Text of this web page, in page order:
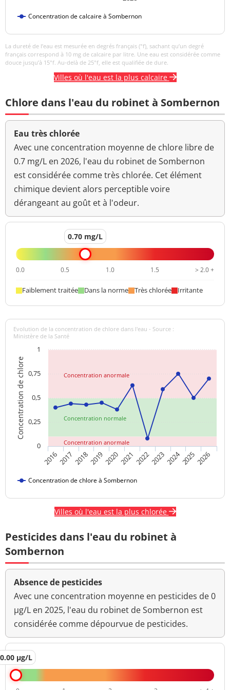
néphélométrique NFU
<0,50 NFU
Concentration de calcaire à Sombernon
La dureté de l’eau est mesurée en degrés français (°f), sachant qu’un degré
français correspond à 10 mg de calcaire par litre. Une eau est considérée comme
douce jusqu’à 15°f. Au-delà de 25°f, elle est qualifiée de dure.
Villes où l'eau est la plus calcaire
Chlore dans l'eau du robinet à Sombernon
Eau très chlorée
Avec une concentration moyenne de chlore libre de
0.7 mg/L en 2026, l'eau du robinet de Sombernon
est considérée comme très chlorée. Cet élément
chimique devient alors perceptible voire
dérangeant au goût et à l'odeur.
0.70 mg/L
0.0 0.5 1.0 1.5 > 2.0 +
Faiblement traitée Dans la norme Très chlorée Irritante
Concentration normale
Concentration anormale
Concentration anormale
Concentration de chlore
Evolution de la concentration de chlore dans l'eau - Source :
Ministère de la Santé
Concentration de chlore à Sombernon
20162017 201820192020202120222023202420252026
0
0,25
0,5
0,75
1
Villes où l'eau est la plus chlorée
Pesticides dans l'eau du robinet à
Sombernon
Absence de pesticides
Avec une concentration moyenne en pesticides de 0
µg/L en 2025, l'eau du robinet de Sombernon est
considérée comme dépourvue de pesticides.
0.00 µg/L